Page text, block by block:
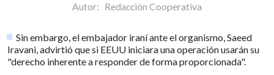
Autor: Redacción Cooperativa
Sin embargo, el embajador iraní ante el organismo, Saeed
Iravani, advirtió que si EEUU iniciara una operación usarán su
"derecho inherente a responder de forma proporcionada".